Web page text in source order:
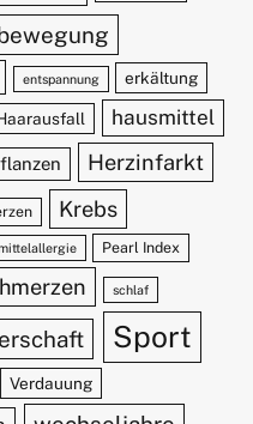
entspannung erkältung
hausmittel
Herzinfarkt
Krebs
Pearl Index
schlaf
Sport
Verdauung